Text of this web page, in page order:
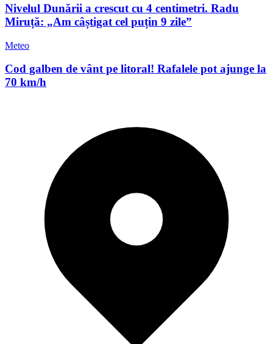
Nivelul Dunării a crescut cu 4 centimetri. Radu
Miruță: „Am câștigat cel puțin 9 zile”
Meteo
Cod galben de vânt pe litoral! Rafalele pot ajunge la
70 km/h